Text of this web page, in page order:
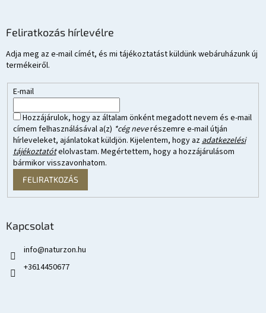
Feliratkozás hírlevélre
Adja meg az e-mail címét, és mi tájékoztatást küldünk webáruházunk új
termékeiről.
E-mail
Hozzájárulok, hogy az általam önként megadott nevem és e-mail
címem felhasználásával a(z) *cég neverészemre e-mail útján
hírleveleket, ajánlatokat küldjön. Kijelentem, hogy azadatkezelési
tájékoztatótelolvastam. Megértettem, hogy a hozzájárulásom
bármikor visszavonhatom.
FELIRATKOZÁS
Kapcsolat
info@naturzon.hu
+3614450677